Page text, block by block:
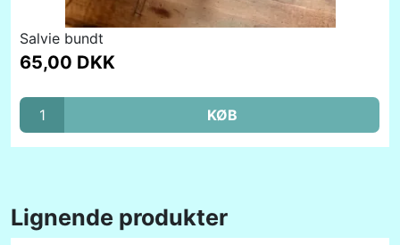
Salvie bundt
65,00 DKK
KØB
Lignende produkter